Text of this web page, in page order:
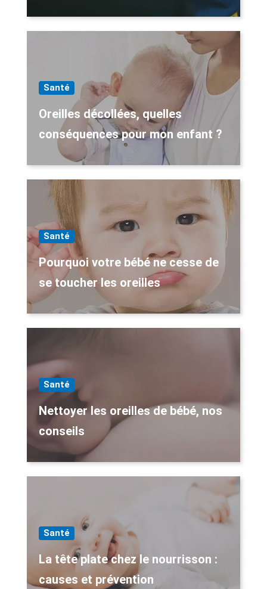
Santé
Oreilles décollées, quelles
conséquences pour mon enfant ?
Santé
Pourquoi votre bébé ne cesse de
se toucher les oreilles
Santé
Nettoyer les oreilles de bébé, nos
conseils
Santé
La tête plate chez le nourrisson :
causes et prévention